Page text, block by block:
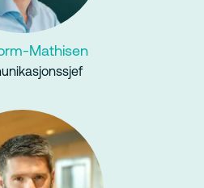
Mathisen